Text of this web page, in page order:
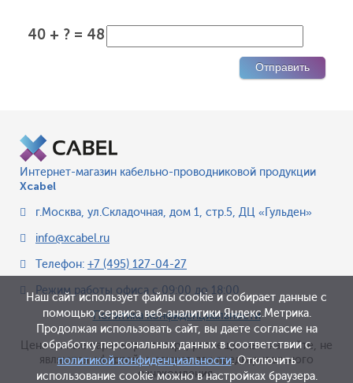
40 + ? = 48
Интернет-магазин кабельно-проводниковой продукции
Xcabel
г.Москва, ул.Складочная, дом 1, стр.5, ДЦ «Гульден»
info@xcabel.ru
Телефон: +7 (495) 127-04-27
Режим работы офиса с 09:00 до 18:00
Политика конфиденциальности
Цена и иные параметры товара, размещенные на сайте, не
являются офертой, а служат для предварительного
ознакомления.
Наш сайт использует файлы cookie и собирает данные с
помощью сервиса веб-аналитики Яндекс.Метрика.
Продолжая использовать сайт, вы даете согласие на
обработку персональных данных в соответствии с
политикой конфиденциальности. Отключить
использование cookie можно в настройках браузера.